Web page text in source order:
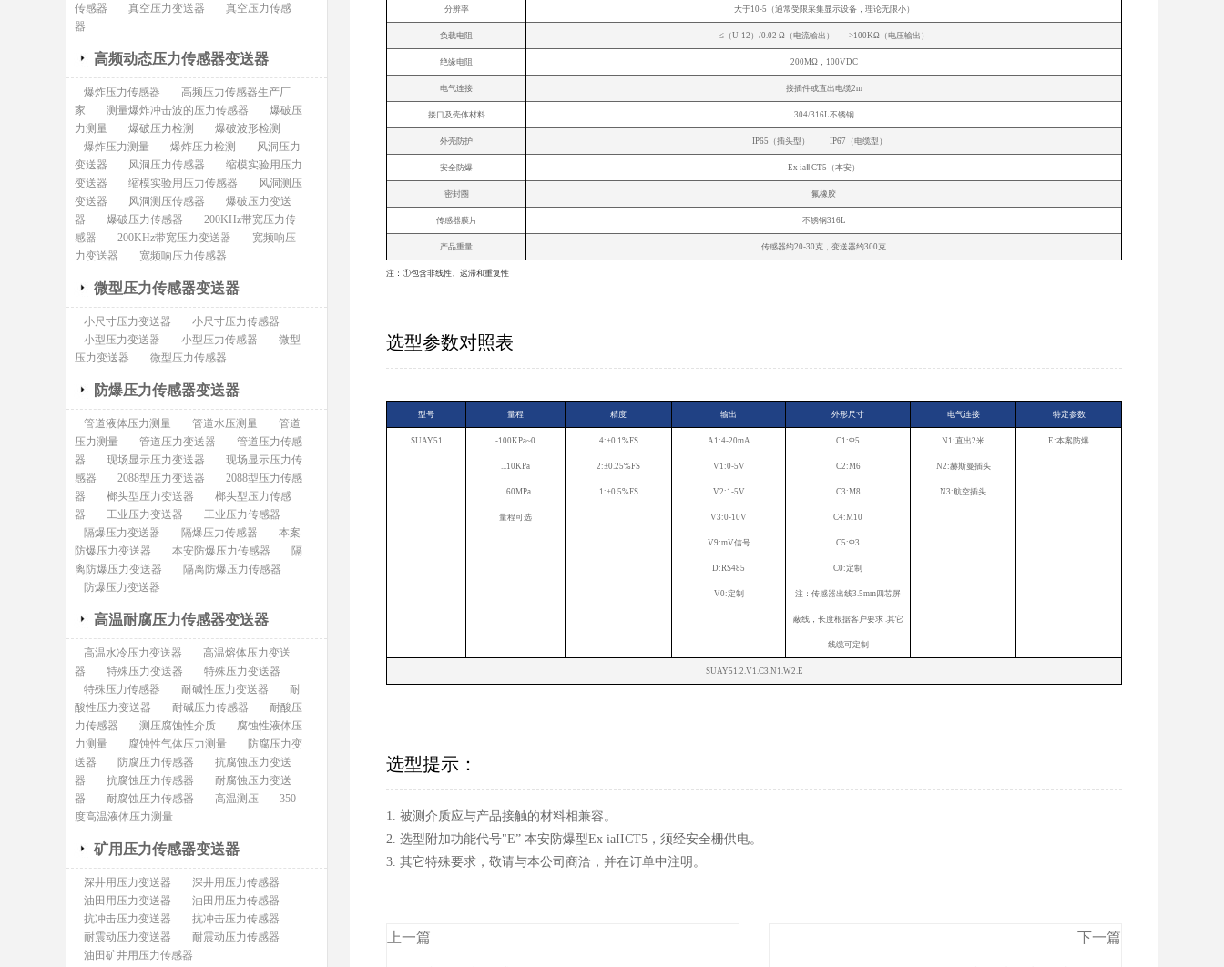
分辨率 大于10-5（通常受限采集显示设备，理论无限小）
负载电阻 ≤（U-12）/0.02 Ω（电流输出） >100KΩ（电压输出）
绝缘电阻 200MΩ，100VDC
电气连接 接插件或直出电缆2m
接口及壳体材料 304/316L不锈钢
外壳防护 IP65（插头型） IP67（电缆型）
安全防爆 Ex iaⅡ CT5（本安）
密封圈 氟橡胶
传感器膜片 不锈钢316L
产品重量 传感器约20-30克，变送器约300克
注：①包含非线性、迟滞和重复性
选型参数对照表
型号 量程 精度 输出 外形尺寸 电气连接 特定参数
SUAY51 -100KPa~0
...10KPa
...60MPa
量程可选
4:±0.1%FS
2:±0.25%FS
1:±0.5%FS
A1:4-20mA
V1:0-5V
V2:1-5V
V3:0-10V
V9:mV信号
D:RS485
V0:定制
C1:Φ5
C2:M6
C3:M8
C4:M10
C5:Φ3
C0:定制
注：传感器出线3.5mm四芯屏
蔽线，长度根据客户要求 .其它
线缆可定制
N1:直出2米
N2:赫斯曼插头
N3:航空插头
E:本案防爆
SUAY51.2.V1.C3.N1.W2.E
选型提示：
1. 被测介质应与产品接触的材料相兼容。
2. 选型附加功能代号"E” 本安防爆型Ex iaIICT5，须经安全栅供电。
3. 其它特殊要求，敬请与本公司商洽，并在订单中注明。
上一篇 下一篇
传感器
真空压力变送器
真空压力传感
器
高频动态压力传感器变送器
爆炸压力传感器
高频压力传感器生产厂
家
测量爆炸冲击波的压力传感器
爆破压
力测量
爆破压力检测
爆破波形检测
爆炸压力测量
爆炸压力检测
风洞压力
变送器
风洞压力传感器
缩模实验用压力
变送器
缩模实验用压力传感器
风洞测压
变送器
风洞测压传感器
爆破压力变送
器
爆破压力传感器
200KHz带宽压力传
感器
200KHz带宽压力变送器
宽频响压
力变送器
宽频响压力传感器
微型压力传感器变送器
小尺寸压力变送器
小尺寸压力传感器
小型压力变送器
小型压力传感器
微型
压力变送器
微型压力传感器
防爆压力传感器变送器
管道液体压力测量 管道水压测量
管道
压力测量
管道压力变送器
管道压力传感
器
现场显示压力变送器
现场显示压力传
感器
2088型压力变送器
2088型压力传感
器
榔头型压力变送器
榔头型压力传感
器
工业压力变送器
工业压力传感器
隔爆压力变送器
隔爆压力传感器
本案
防爆压力变送器
本安防爆压力传感器
隔
离防爆压力变送器
隔离防爆压力传感器
防爆压力变送器
高温耐腐压力传感器变送器
高温水冷压力变送器
高温熔体压力变送
器
特殊压力变送器
特殊压力变送器
特殊压力传感器
耐碱性压力变送器
耐
酸性压力变送器
耐碱压力传感器
耐酸压
力传感器
测压腐蚀性介质
腐蚀性液体压
力测量
腐蚀性气体压力测量
防腐压力变
送器
防腐压力传感器
抗腐蚀压力变送
器
抗腐蚀压力传感器
耐腐蚀压力变送
器
耐腐蚀压力传感器 高温测压
350
度高温液体压力测量
矿用压力传感器变送器
深井用压力变送器
深井用压力传感器
油田用压力变送器
油田用压力传感器
抗冲击压力变送器
抗冲击压力传感器
耐震动压力变送器
耐震动压力传感器
油田矿井用压力传感器